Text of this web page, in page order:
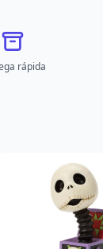
rápida